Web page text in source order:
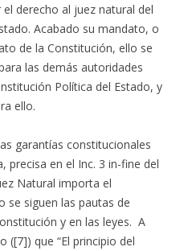
derecho al juez natural del
Acabado su mandato, o
de la Constitución, ello se
las demás autoridades
Política del Estado, y
ello.
garantías constitucionales
precisa en el Inc. 3 in-fine del
Natural importa el
se siguen las pautas de
y en las leyes. A
([7]) que “El principio del